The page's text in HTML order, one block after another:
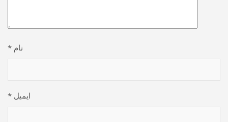
نام *
ایمیل *